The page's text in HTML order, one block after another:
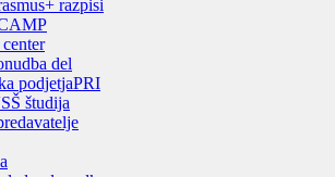
razpisi
del
podjetjaPRI
študija